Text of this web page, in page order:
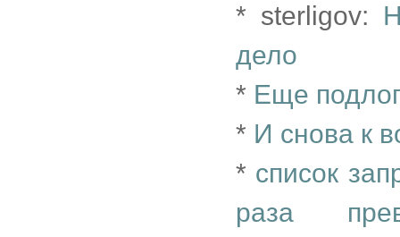
* sterligov:
дело
* Еще
* И снова к
* список
раза